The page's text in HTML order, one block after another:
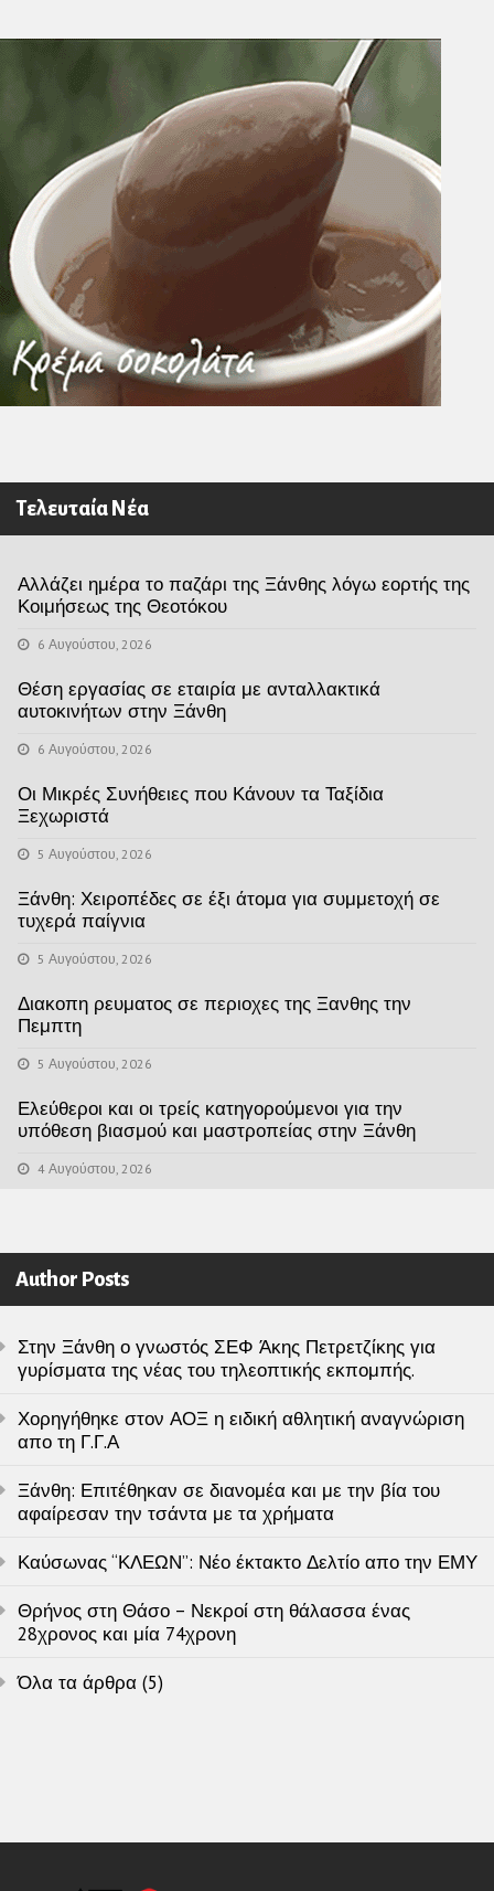
Τελευταία Νέα
Αλλάζει ημέρα το παζάρι της Ξάνθης λόγω εορτής της
Κοιμήσεως της Θεοτόκου
6 Αυγούστου, 2026
Θέση εργασίας σε εταιρία με ανταλλακτικά
αυτοκινήτων στην Ξάνθη
6 Αυγούστου, 2026
Οι Μικρές Συνήθειες που Κάνουν τα Ταξίδια
Ξεχωριστά
5 Αυγούστου, 2026
Ξάνθη: Χειροπέδες σε έξι άτομα για συμμετοχή σε
τυχερά παίγνια
5 Αυγούστου, 2026
Διακοπη ρευματος σε περιοχες της Ξανθης την
Πεμπτη
5 Αυγούστου, 2026
Ελεύθεροι και οι τρείς κατηγορούμενοι για την
υπόθεση βιασμού και μαστροπείας στην Ξάνθη
4 Αυγούστου, 2026
Author Posts
Στην Ξάνθη ο γνωστός ΣΕΦ Άκης Πετρετζίκης για
γυρίσματα της νέας του τηλεοπτικής εκπομπής.
Χορηγήθηκε στον ΑΟΞ η ειδική αθλητική αναγνώριση
απο τη Γ.Γ.Α
Ξάνθη: Επιτέθηκαν σε διανομέα και με την βία του
αφαίρεσαν την τσάντα με τα χρήματα
Καύσωνας “ΚΛΕΩΝ”: Νέο έκτακτο Δελτίο απο την ΕΜΥ
Θρήνος στη Θάσο – Νεκροί στη θάλασσα ένας
28χρονος και μία 74χρονη
Όλα τα άρθρα (5)